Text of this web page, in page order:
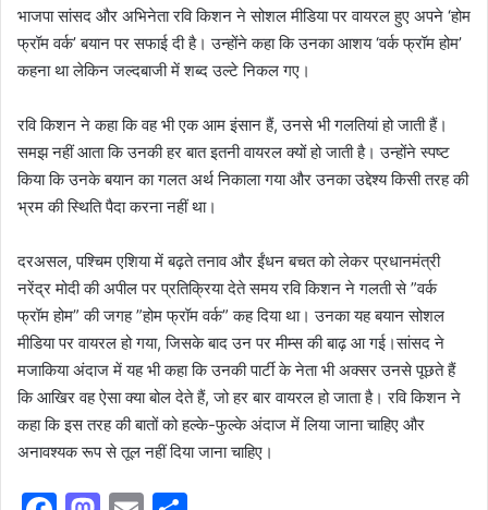
भाजपा सांसद और अभिनेता रवि किशन ने सोशल मीडिया पर वायरल हुए अपने ‘होम
फ्रॉम वर्क’ बयान पर सफाई दी है। उन्होंने कहा कि उनका आशय ‘वर्क फ्रॉम होम’
कहना था लेकिन जल्दबाजी में शब्द उल्टे निकल गए।
रवि किशन ने कहा कि वह भी एक आम इंसान हैं, उनसे भी गलतियां हो जाती हैं।
समझ नहीं आता कि उनकी हर बात इतनी वायरल क्यों हो जाती है। उन्होंने स्पष्ट
किया कि उनके बयान का गलत अर्थ निकाला गया और उनका उद्देश्य किसी तरह की
भ्रम की स्थिति पैदा करना नहीं था।
दरअसल, पश्चिम एशिया में बढ़ते तनाव और ईंधन बचत को लेकर प्रधानमंत्री
नरेंद्र मोदी की अपील पर प्रतिक्रिया देते समय रवि किशन ने गलती से ”वर्क
फ्रॉम होम” की जगह ”होम फ्रॉम वर्क” कह दिया था। उनका यह बयान सोशल
मीडिया पर वायरल हो गया, जिसके बाद उन पर मीम्स की बाढ़ आ गई।सांसद ने
मजाकिया अंदाज में यह भी कहा कि उनकी पार्टी के नेता भी अक्सर उनसे पूछते हैं
कि आखिर वह ऐसा क्या बोल देते हैं, जो हर बार वायरल हो जाता है। रवि किशन ने
कहा कि इस तरह की बातों को हल्के-फुल्के अंदाज में लिया जाना चाहिए और
अनावश्यक रूप से तूल नहीं दिया जाना चाहिए।